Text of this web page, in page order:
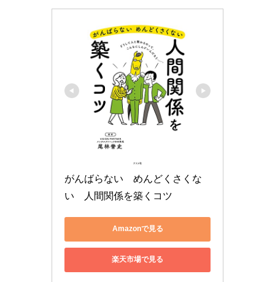
がんばらない　めんどくさくな
い　人間関係を築くコツ
Amazonで見る
楽天市場で見る